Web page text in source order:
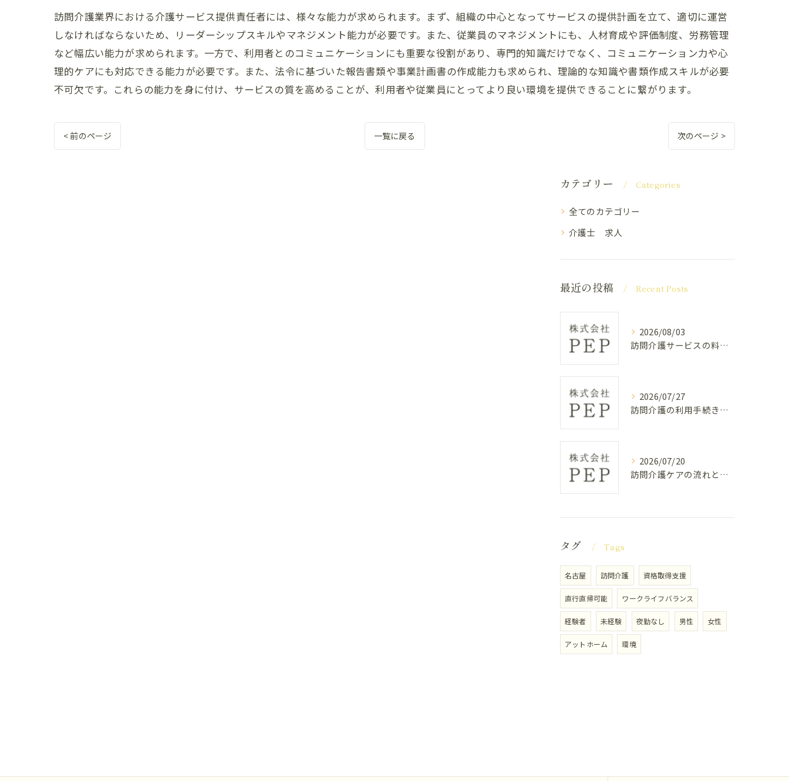
訪問介護業界における介護サービス提供責任者には、様々な能力が求められます。まず、組織の中心となってサービスの提供計画を立て、適切に運営
しなければならないため、リーダーシップスキルやマネジメント能力が必要です。また、従業員のマネジメントにも、人材育成や評価制度、労務管理
など幅広い能力が求められます。一方で、利用者とのコミュニケーションにも重要な役割があり、専門的知識だけでなく、コミュニケーション力や心
理的ケアにも対応できる能力が必要です。また、法令に基づいた報告書類や事業計画書の作成能力も求められ、理論的な知識や書類作成スキルが必要
不可欠です。これらの能力を身に付け、サービスの質を高めることが、利用者や従業員にとってより良い環境を提供できることに繋がります。
< 前のページ 一覧に戻る 次のページ >
カテゴリー Categories
全てのカテゴリー
介護士 求人
最近の投稿 Recent Posts
2026/08/03
訪問介護サービスの料金目安と介護度別の費用比較ガイド
2026/07/27
訪問介護の利用手続きと費用を愛知県名古屋市港区甚兵衛通で徹底解説
2026/07/20
訪問介護ケアの流れと具体的なサービス内容をわかりやすく解説
タグ Tags
名古屋 訪問介護 資格取得支援
直行直帰可能 ワークライフバランス
経験者 未経験 夜勤なし 男性 女性
アットホーム 環境